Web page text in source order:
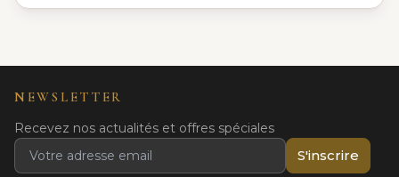
NEWSLETTER
Recevez nos actualités et offres spéciales
S'inscrire